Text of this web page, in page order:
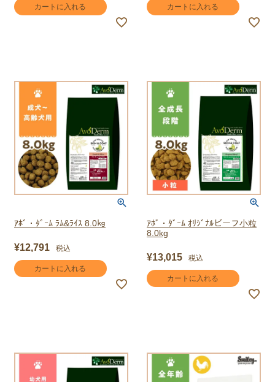
カートに入れる カートに入れる
ｱﾎﾞ・ﾀﾞｰﾑ ﾗﾑ&ﾗｲｽ 8.0㎏
¥12,791 税込
カートに入れる
ｱﾎﾞ・ﾀﾞｰﾑ ｵﾘｼﾞﾅﾙビーフ小粒
8.0kg
¥13,015 税込
カートに入れる